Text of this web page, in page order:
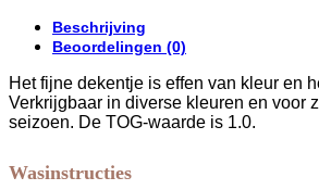
Knit
-
Nougat
aantal
Beschrijving
Beoordelingen (0)
Het fijne dekentje is effen van kleur en
Verkrijgbaar in diverse kleuren en voor
seizoen. De TOG-waarde is 1.0.
Wasinstructies